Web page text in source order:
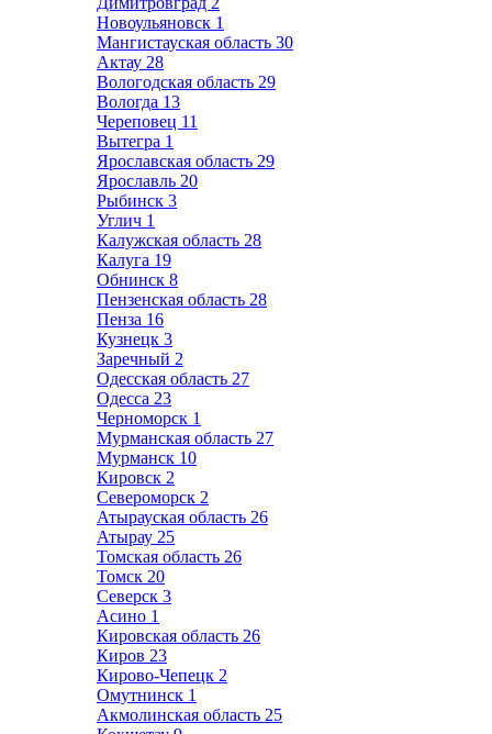
Новоульяновск 1
Мангистауская область 30
Актау 28
Вологодская область 29
Вологда 13
Череповец 11
Вытегра 1
Ярославская область 29
Ярославль 20
Рыбинск 3
Углич 1
Калужская область 28
Калуга 19
Обнинск 8
Пензенская область 28
Пенза 16
Кузнецк 3
Заречный 2
Одесская область 27
Одесса 23
Черноморск 1
Мурманская область 27
Мурманск 10
Кировск 2
Североморск 2
Атырауская область 26
Атырау 25
Томская область 26
Томск 20
Северск 3
Асино 1
Кировская область 26
Киров 23
Кирово-Чепецк 2
Омутнинск 1
Акмолинская область 25